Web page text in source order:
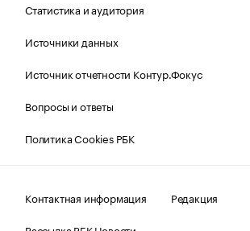
Статистика и аудитория
Источники данных
Источник отчетности Контур.Фокус
Вопросы и ответы
Политика Cookies РБК
Контактная информация
Редакция